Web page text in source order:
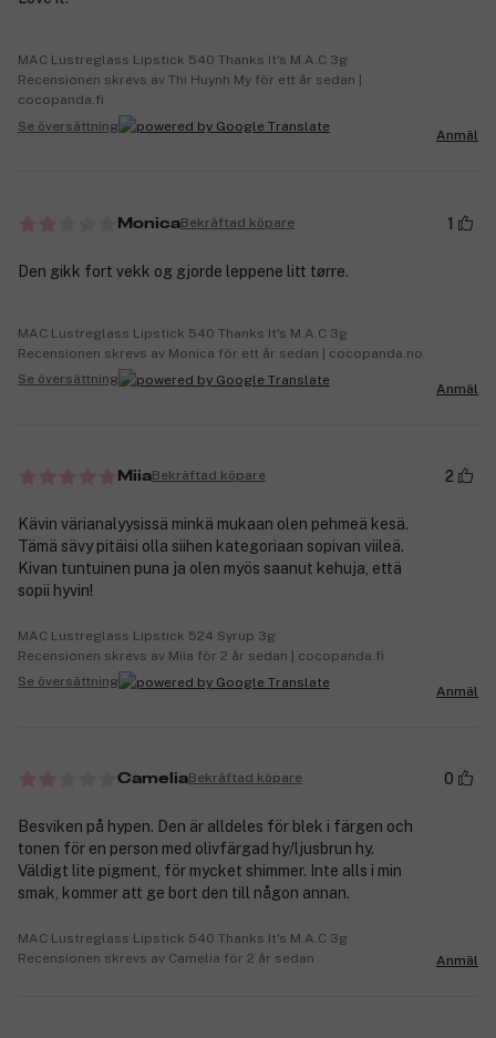
MAC Lustreglass Lipstick 540 Thanks It's M.A.C 3g
Recensionen skrevs av Thi Huynh My för ett år sedan |
cocopanda.fi
Se översättning
Anmäl
MonicaBekräftad köpare 1
Den gikk fort vekk og gjorde leppene litt tørre.
MAC Lustreglass Lipstick 540 Thanks It's M.A.C 3g
Recensionen skrevs av Monica för ett år sedan | cocopanda.no
Se översättning
Anmäl
MiiaBekräftad köpare 2
Kävin värianalyysissä minkä mukaan olen pehmeä kesä.
Tämä sävy pitäisi olla siihen kategoriaan sopivan viileä.
Kivan tuntuinen puna ja olen myös saanut kehuja, että
sopii hyvin!
MAC Lustreglass Lipstick 524 Syrup 3g
Recensionen skrevs av Miia för 2 år sedan | cocopanda.fi
Se översättning
Anmäl
CameliaBekräftad köpare 0
Besviken på hypen. Den är alldeles för blek i färgen och
tonen för en person med olivfärgad hy/ljusbrun hy.
Väldigt lite pigment, för mycket shimmer. Inte alls i min
smak, kommer att ge bort den till någon annan.
MAC Lustreglass Lipstick 540 Thanks It's M.A.C 3g
Recensionen skrevs av Camelia för 2 år sedan
Anmäl